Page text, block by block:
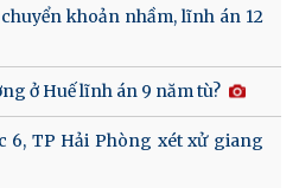
khoản nhầm, lĩnh án 12
ở Huế lĩnh án 9 năm tù?
6, TP Hải Phòng xét xử giang